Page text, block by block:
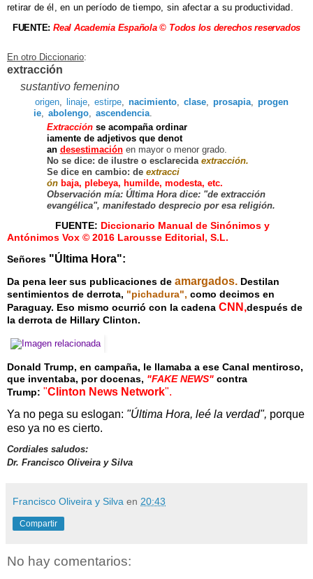
retirar de él, en un período de tiempo, sin afectar a suproductividad.
FUENTE:Real Academia Española © Todos los derechos reservados
En otro Diccionario:
extracción
sustantivo femenino
origen, linaje, estirpe, nacimiento, clase, prosapia, progen
ie, abolengo, ascendencia.
Extracción se acompaña ordinar
iamentede adjetivos que denot
an desestimación en mayoro menor grado.
No se dice: de ilustreo esclarecida extracción.
Se diceen cambio: de extracci
ón baja, plebeya, humilde, modesta, etc.
Observación mía: Última Hora dice: "de extracción
evangélica", manifestado desprecio por esa religión.
FUENTE: Diccionario Manual de Sinónimos y
Antónimos Vox © 2016 Larousse Editorial, S.L.
Señores "Última Hora":
Da pena leer sus publicaciones de amargados. Destilan
sentimientos de derrota, "pichadura", como decimos en
Paraguay. Eso mismo ocurrió con la cadena CNN,después de
la derrota de Hillary Clinton.
Donald Trump, en campaña, le llamaba a ese Canal mentiroso,
que inventaba, por docenas, "FAKE NEWS" contra
Trump: "Clinton News Network".
Ya no pega su eslogan: "Última Hora, leé la verdad", porque
eso ya no es cierto.
Cordiales saludos:
Dr. Francisco Oliveira y Silva
Francisco Oliveira y Silva en 20:43
Compartir
No hay comentarios: